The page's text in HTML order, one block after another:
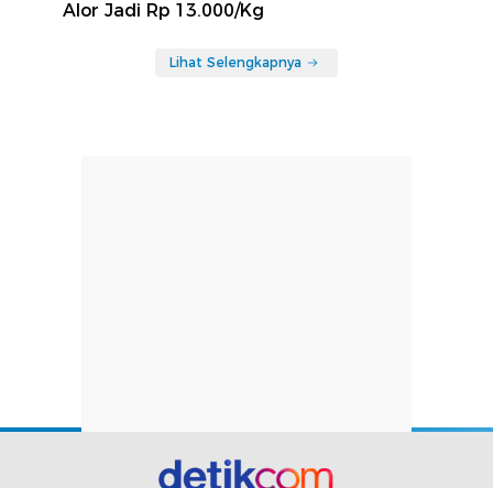
Alor Jadi Rp 13.000/Kg
Lihat Selengkapnya